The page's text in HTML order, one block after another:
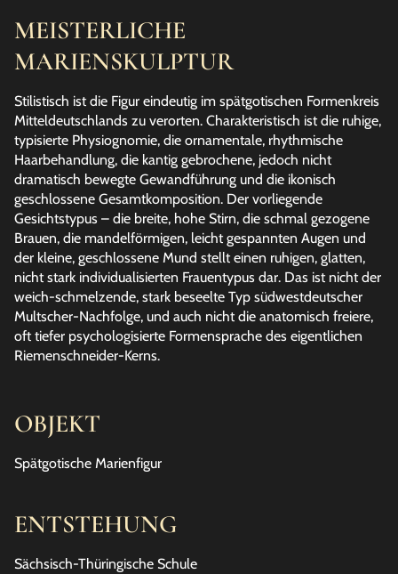
OBJEKT
Spätgotische Marienfigur
ENTSTEHUNG
Sächsisch-Thüringische Schule
MEISTERLICHE
MARIENSKULPTUR
Stilistisch ist die Figur eindeutig im spätgotischen Formenkreis
Mitteldeutschlands zu verorten. Charakteristisch ist die ruhige,
typisierte Physiognomie, die ornamentale, rhythmische
Haarbehandlung, die kantig gebrochene, jedoch nicht
dramatisch bewegte Gewandführung und die ikonisch
geschlossene Gesamtkomposition. Der vorliegende
Gesichtstypus – die breite, hohe Stirn, die schmal gezogene
Brauen, die mandelförmigen, leicht gespannten Augen und
der kleine, geschlossene Mund stellt einen ruhigen, glatten,
nicht stark individualisierten Frauentypus dar. Das ist nicht der
weich-schmelzende, stark beseelte Typ südwestdeutscher
Multscher-Nachfolge, und auch nicht die anatomisch freiere,
oft tiefer psychologisierte Formensprache des eigentlichen
Riemenschneider-Kerns.